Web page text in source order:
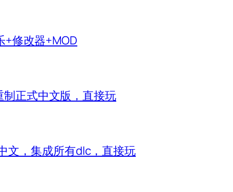
+修改器+MOD
正式中文版，直接玩
文，集成所有dlc，直接玩